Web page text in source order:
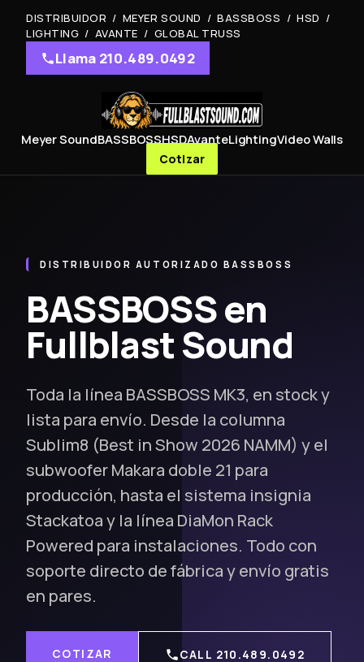
DISTRIBUIDOR / MEYER SOUND / BASSBOSS / HSD /
LIGHTING / AVANTE / GLOBAL TRUSS
Llama 210.489.0492
Meyer SoundBASSBOSSHSDAvanteLightingVideo Walls
Cotizar
DISTRIBUIDOR AUTORIZADO BASSBOSS
BASSBOSS en
Fullblast Sound
Toda la línea BASSBOSS MK3, en stock y
lista para envío. Desde la columna
Sublim8 (Best in Show 2026 NAMM) y el
subwoofer Makara doble 21 para
producción, hasta el sistema insignia
Stackatoa y la línea DiaMon Rack
Powered para instalaciones. Todo con
soporte directo de fábrica y envío gratis
en pares.
COTIZAR CALL 210.489.0492